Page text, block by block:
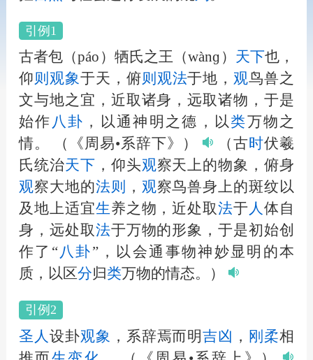
引例1
古者包（páo）牺氏之王（wànɡ） 天下也，
仰则 观象于天，俯则 观法于地， 观鸟兽之
文与地之宜，近取诸身，远取诸物，于是
始作 八卦 ，以通神明之德，以 类万物之
情。
（《周易•系辞下》） （古时伏羲
氏统治天下 ，仰头观察天上的物象，俯身
观察大地的法则 ， 观察鸟兽身上的斑纹以
及地上适宜生养之物，近处取法于 人体自
身，远处取法于万物的形象，于是初始创
作了“八卦”，以会通事物神妙显明的本
质，以区分归类万物的情态。）
引例2
圣 人 设卦观象 ，系辞焉而明吉凶 ， 刚柔相